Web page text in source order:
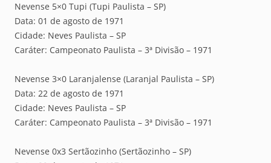
Nevense 5×0 Tupi (Tupi Paulista – SP)
Data: 01 de agosto de 1971
Cidade: Neves Paulista – SP
Caráter: Campeonato Paulista – 3ª Divisão – 1971
Nevense 3×0 Laranjalense (Laranjal Paulista – SP)
Data: 22 de agosto de 1971
Cidade: Neves Paulista – SP
Caráter: Campeonato Paulista – 3ª Divisão – 1971
Nevense 0x3 Sertãozinho (Sertãozinho – SP)